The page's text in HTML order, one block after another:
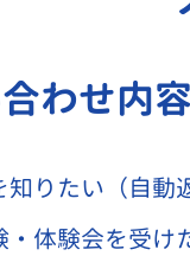
わせ内容
りたい（自動
・体験会を受け